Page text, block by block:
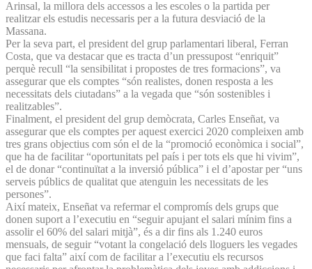
Arinsal, la millora dels accessos a les escoles o la partida per
realitzar els estudis necessaris per a la futura desviació de la
Massana.
Per la seva part, el president del grup parlamentari liberal, Ferran
Costa, que va destacar que es tracta d’un pressupost “enriquit”
perquè recull “la sensibilitat i propostes de tres formacions”, va
assegurar que els comptes “són realistes, donen resposta a les
necessitats dels ciutadans” a la vegada que “són sostenibles i
realitzables”.
Finalment, el president del grup demòcrata, Carles Enseñat, va
assegurar que els comptes per aquest exercici 2020 compleixen amb
tres grans objectius com són el de la “promoció econòmica i social”,
que ha de facilitar “oportunitats pel país i per tots els que hi vivim”,
el de donar “continuïtat a la inversió pública” i el d’apostar per “uns
serveis públics de qualitat que atenguin les necessitats de les
persones”.
Així mateix, Enseñat va refermar el compromís dels grups que
donen suport a l’executiu en “seguir apujant el salari mínim fins a
assolir el 60% del salari mitjà”, és a dir fins als 1.240 euros
mensuals, de seguir “votant la congelació dels lloguers les vegades
que faci falta” així com de facilitar a l’executiu els recursos